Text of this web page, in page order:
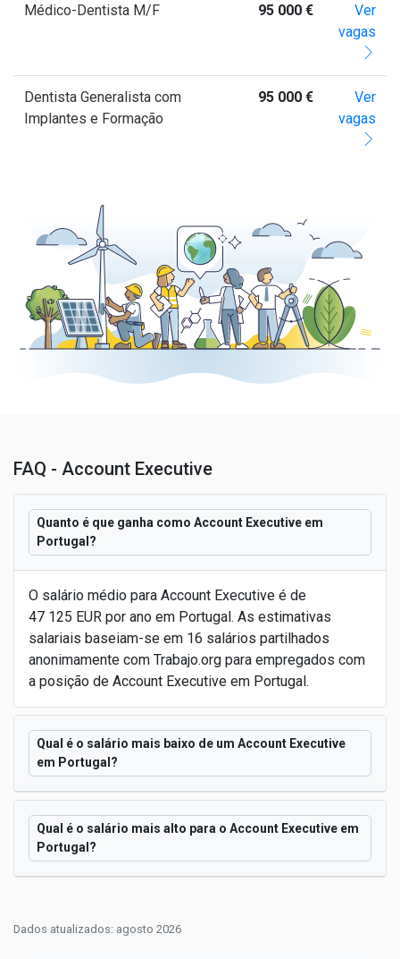
Médico-Dentista M/F 95 000 €
Ver
vagas
Dentista Generalista com
Implantes e Formação
95 000 €
Ver
vagas
FAQ - Account Executive
Quanto é que ganha como Account Executive em
Portugal?
O salário médio para Account Executive é de
47 125 EUR por ano em Portugal. As estimativas
salariais baseiam-se em 16 salários partilhados
anonimamente com Trabajo.org para empregados com
a posição de Account Executive em Portugal.
Qual é o salário mais baixo de um Account Executive
em Portugal?
Qual é o salário mais alto para o Account Executive em
Portugal?
Dados atualizados: agosto 2026